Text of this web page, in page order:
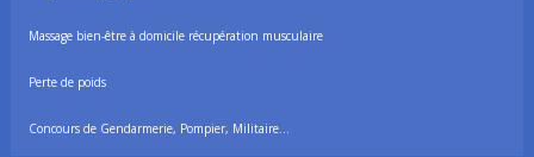
Massage bien-être à domicile récupération musculaire
Perte de poids
Concours de Gendarmerie, Pompier, Militaire…